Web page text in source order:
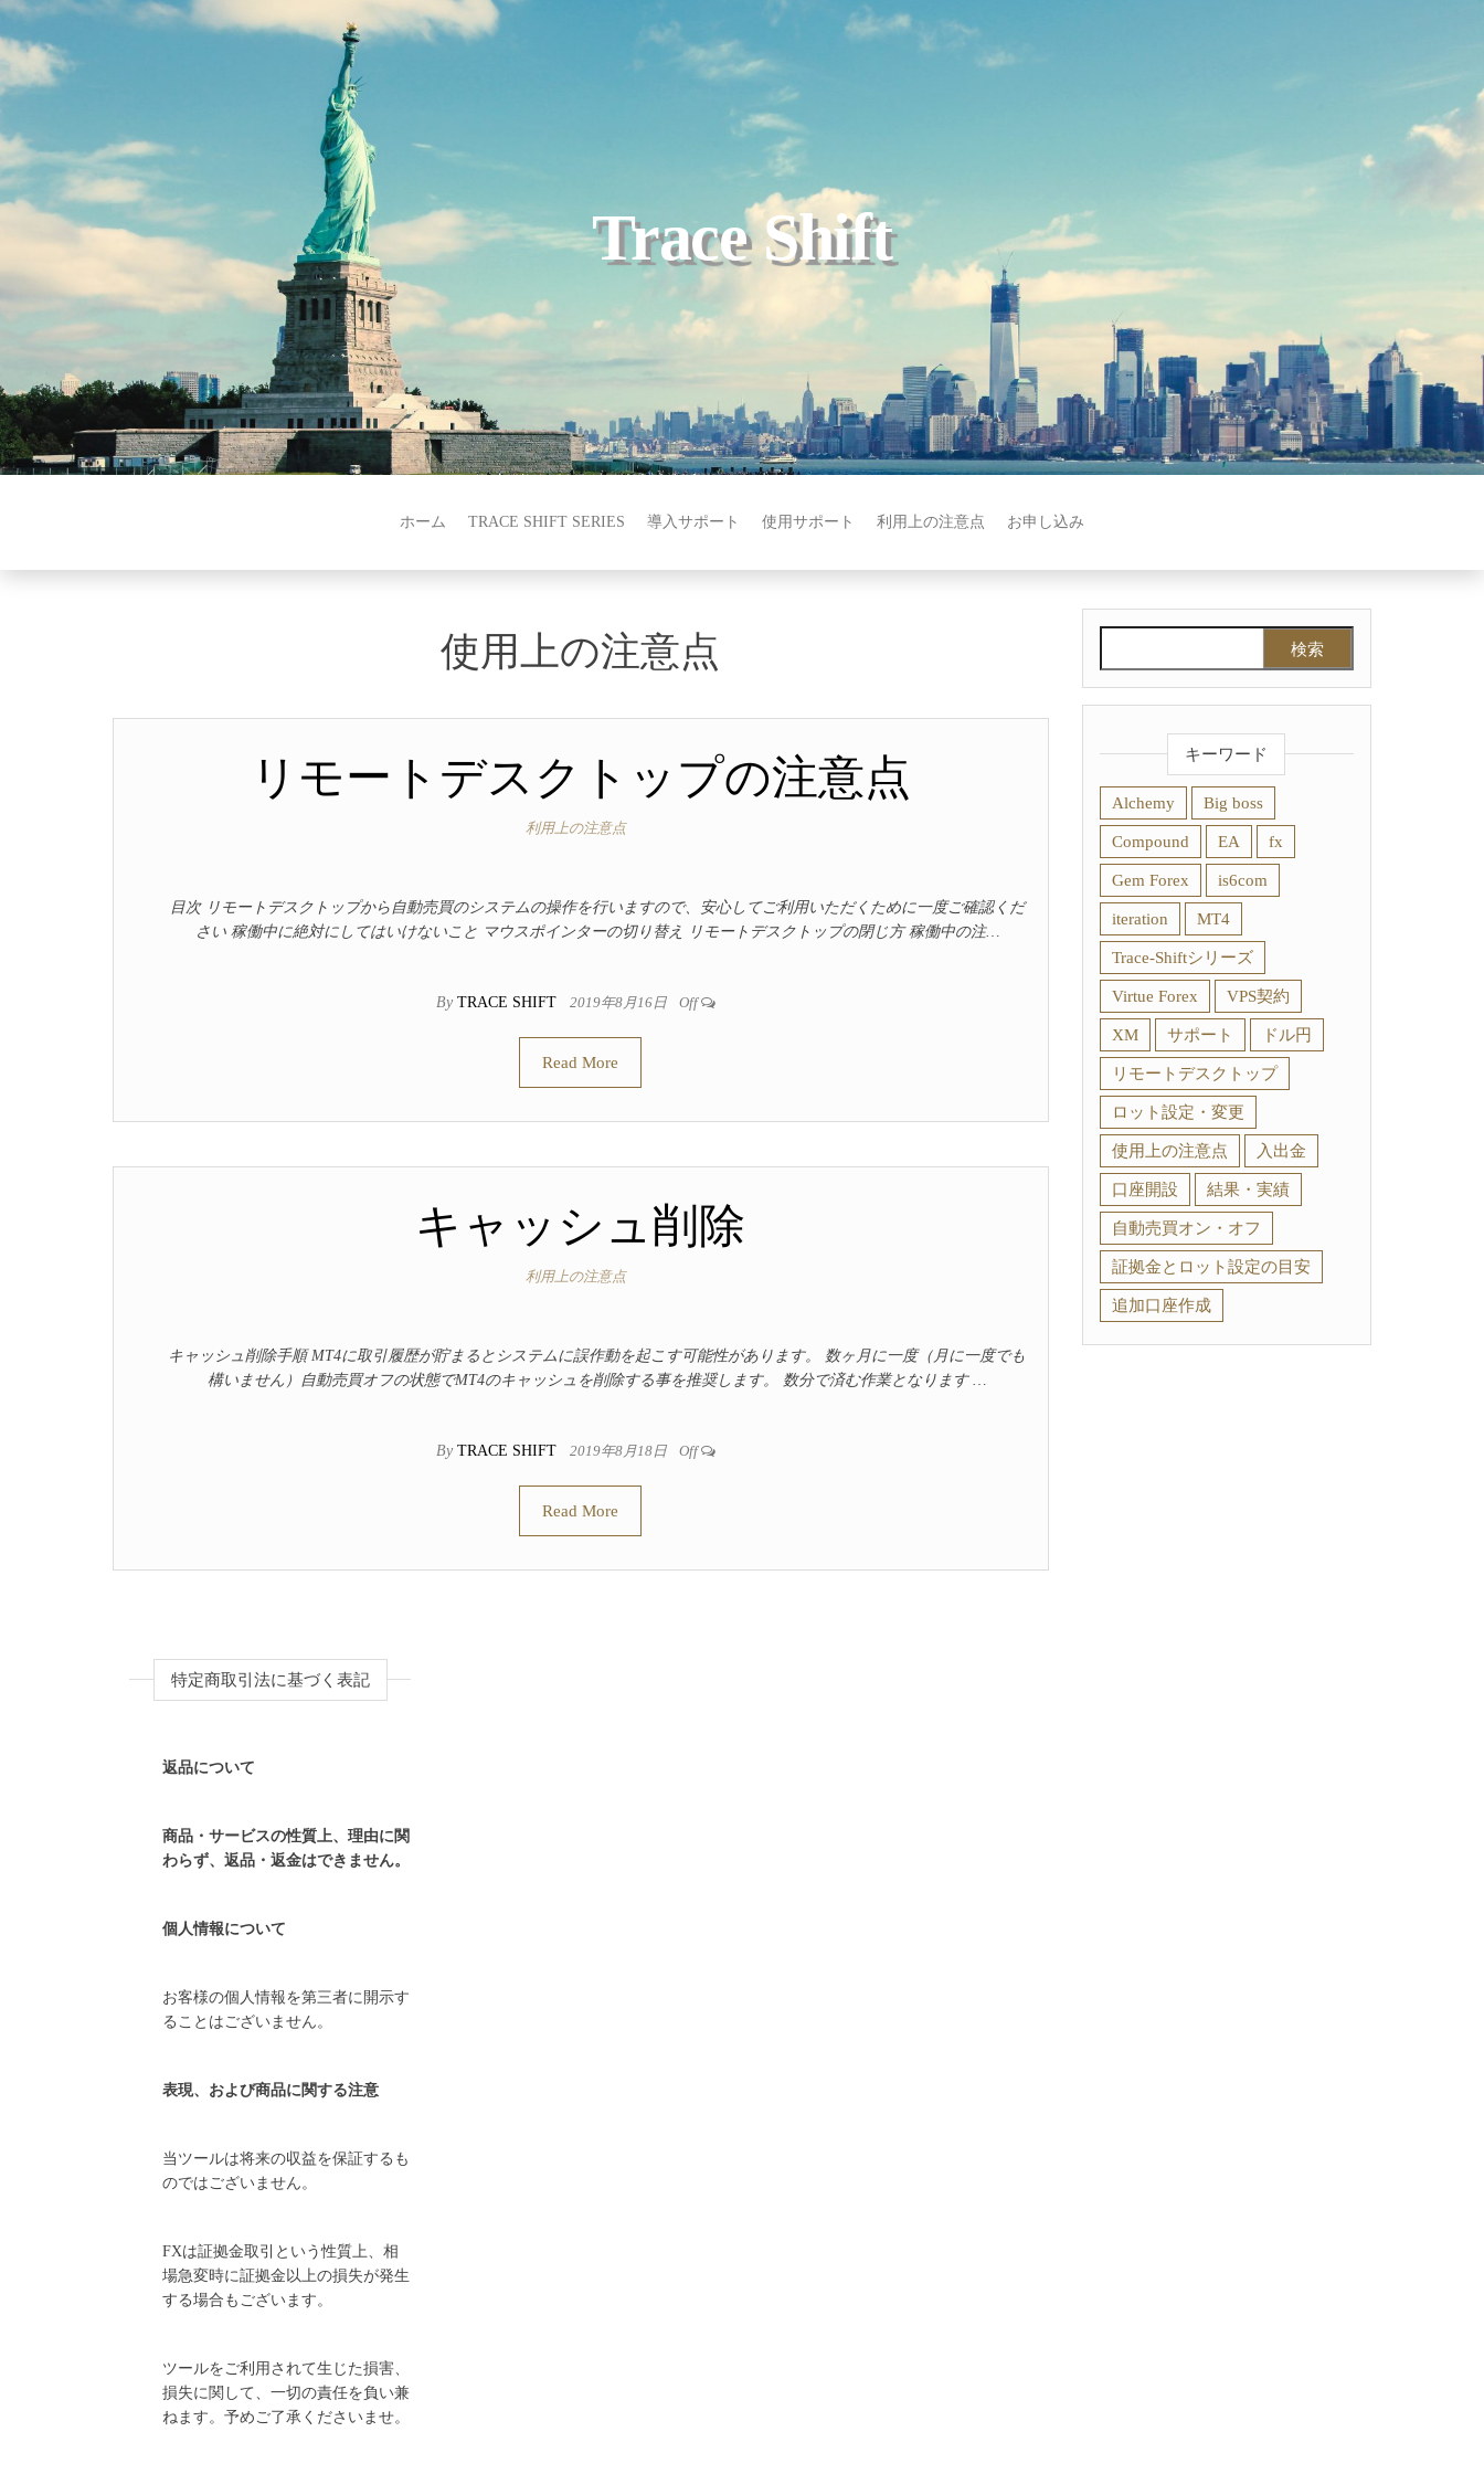
Trace Shift
ホーム TRACE SHIFT SERIES 導入サポート 使用サポート 利用上の注意点 お申し込み
使用上の注意点
リモートデスクトップの注意点
利用上の注意点
目次 リモートデスクトップから自動売買のシステムの操作を行いますので、安心してご利用いただくために一度ご確認くだ
さい 稼働中に絶対にしてはいけないこと マウスポインターの切り替え リモートデスクトップの閉じ方 稼働中の注…
By TRACE SHIFT 2019年8月16日 Off
Read More
キャッシュ削除
利用上の注意点
キャッシュ削除手順 MT4に取引履歴が貯まるとシステムに誤作動を起こす可能性があります。 数ヶ月に一度（月に一度でも
構いません）自動売買オフの状態でMT4のキャッシュを削除する事を推奨します。 数分で済む作業となります …
By TRACE SHIFT 2019年8月18日 Off
Read More
キーワード
Alchemy Big boss
Compound EA fx
Gem Forex is6com
iteration MT4
Trace-Shiftシリーズ
Virtue Forex VPS契約
XM サポート ドル円
リモートデスクトップ
ロット設定・変更
使用上の注意点 入出金
口座開設 結果・実績
自動売買オン・オフ
証拠金とロット設定の目安
追加口座作成
特定商取引法に基づく表記
返品について
商品・サービスの性質上、理由に関
わらず、返品・返金はできません。
個人情報について
お客様の個人情報を第三者に開示す
ることはございません。
表現、および商品に関する注意
当ツールは将来の収益を保証するも
のではございません。
FXは証拠金取引という性質上、相
場急変時に証拠金以上の損失が発生
する場合もございます。
ツールをご利用されて生じた損害、
損失に関して、一切の責任を負い兼
ねます。予めご了承くださいませ。